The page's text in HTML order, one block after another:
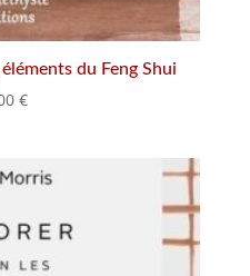
du Feng Shui
€